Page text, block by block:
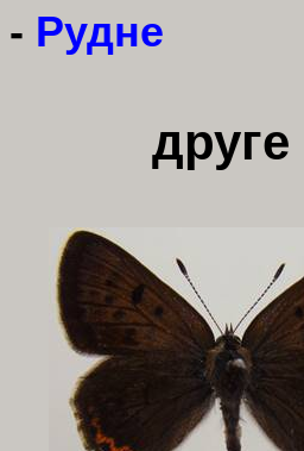
- Рудне
друге